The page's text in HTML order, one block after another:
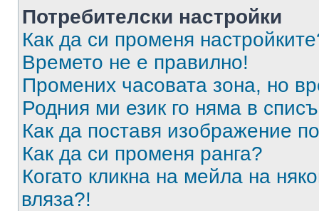
Потребителски настройки
Как да си променя
Времето не е правилно!
Промених часовата зона, но
Родния ми език го няма в
Как да поставя изображение
Как да си променя ранга?
Когато кликна на мейла на
вляза?!